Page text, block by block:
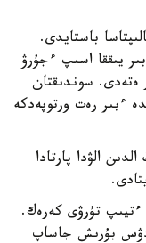
باستايدى.
يىققا اسىپ ءجۇرۋ
ەتەدى. سوندىقتان
ءبىر رەت ورتوپەدكە
الۋدا پارتادا
ءتيىپ تۇرۋى كەرەك.
بۋىنى شامامەن 90 گرادۋس بۇرىش جاساپ